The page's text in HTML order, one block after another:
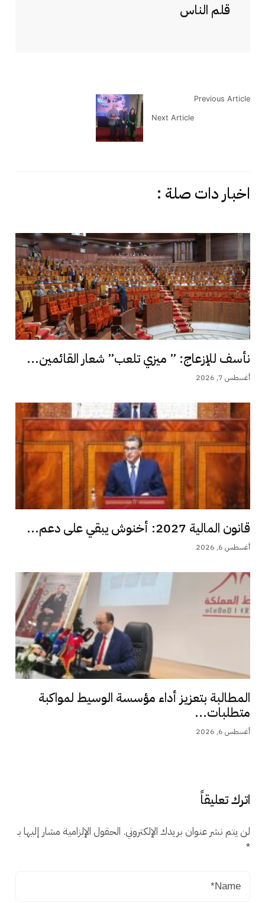
قلم الناس
Previous Article
Next Article
اخبار دات صلة :
نأسف للإزعاج: ” ميزي تلعب” شعار القائمين...
أغسطس 7, 2026
قانون المالية 2027: أخنوش يبقي على دعم...
أغسطس 6, 2026
المطالبة بتعزيز أداء مؤسسة الوسيط لمواكبة
متطلبات...
أغسطس 6, 2026
اترك تعليقاً
لن يتم نشر عنوان بريدك الإلكتروني. الحقول الإلزامية مشار إليها بـ
*